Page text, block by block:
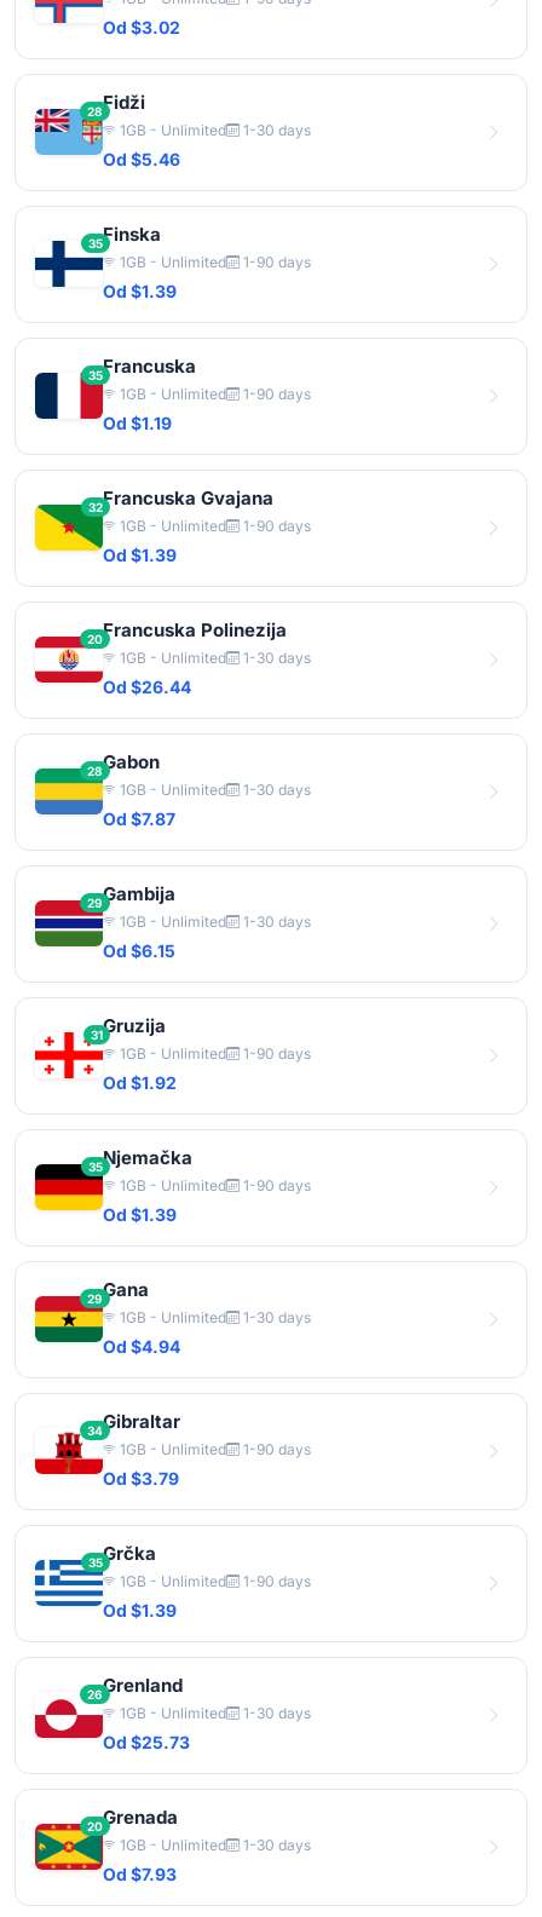
Od $3.02
28Fidži
1GB - Unlimited 1-30 days
Od $5.46
35Finska
1GB - Unlimited 1-90 days
Od $1.39
35Francuska
1GB - Unlimited 1-90 days
Od $1.19
32Francuska Gvajana
1GB - Unlimited 1-90 days
Od $1.39
20Francuska Polinezija
1GB - Unlimited 1-30 days
Od $26.44
28Gabon
1GB - Unlimited 1-30 days
Od $7.87
29Gambija
1GB - Unlimited 1-30 days
Od $6.15
31Gruzija
1GB - Unlimited 1-90 days
Od $1.92
35Njemačka
1GB - Unlimited 1-90 days
Od $1.39
29Gana
1GB - Unlimited 1-30 days
Od $4.94
34Gibraltar
1GB - Unlimited 1-90 days
Od $3.79
35Grčka
1GB - Unlimited 1-90 days
Od $1.39
26Grenland
1GB - Unlimited 1-30 days
Od $25.73
20Grenada
1GB - Unlimited 1-30 days
Od $7.93